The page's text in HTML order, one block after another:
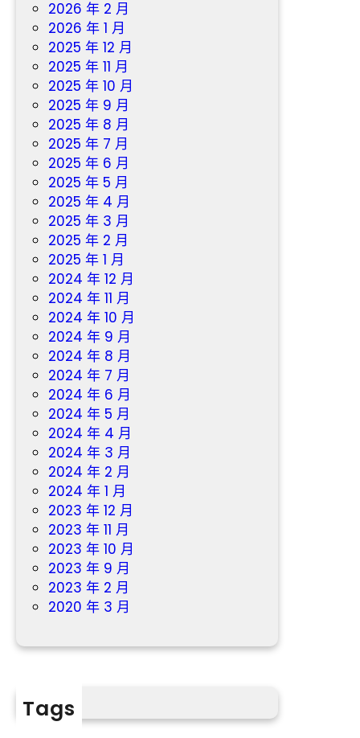
2026 年 2 月
2026 年 1 月
2025 年 12 月
2025 年 11 月
2025 年 10 月
2025 年 9 月
2025 年 8 月
2025 年 7 月
2025 年 6 月
2025 年 5 月
2025 年 4 月
2025 年 3 月
2025 年 2 月
2025 年 1 月
2024 年 12 月
2024 年 11 月
2024 年 10 月
2024 年 9 月
2024 年 8 月
2024 年 7 月
2024 年 6 月
2024 年 5 月
2024 年 4 月
2024 年 3 月
2024 年 2 月
2024 年 1 月
2023 年 12 月
2023 年 11 月
2023 年 10 月
2023 年 9 月
2023 年 2 月
2020 年 3 月
Tags